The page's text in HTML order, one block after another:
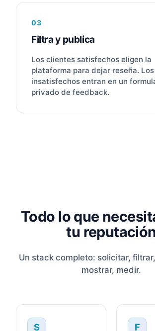
03
Filtra y publica
Los clientes satisfechos eligen la
plataforma para dejar reseña. Los
insatisfechos entran en un
privado de feedback.
Todo lo que
tu
Un stack completo: solicitar,
mostrar, medir.
S F